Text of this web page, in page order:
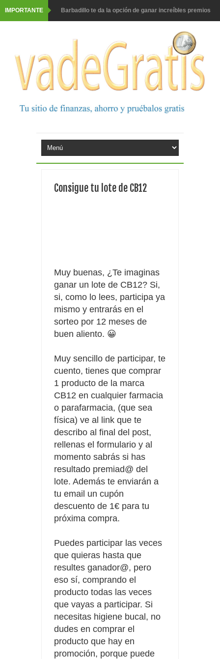
IMPORTANTE Barbadillo te da la opción de ganar increíbles premios
Prueba gratis Maison Perrier France
Gana premios Pokémon con Kellogg's
Corona te regala un velero inolvidable en velero y más
premios
productos
casco
Consigue tu lote de CB12
Muy buenas, ¿Te imaginas
ganar un lote de CB12? Si,
si, como lo lees, participa ya
mismo y entrarás en el
sorteo por 12 meses de
buen aliento. 😀
Muy sencillo de participar, te
cuento, tienes que comprar
1 producto de la marca
CB12 en cualquier farmacia
o parafarmacia, (que sea
física) ve al link que te
describo al final del post,
rellenas el formulario y al
momento sabrás si has
resultado premiad@ del
lote. Además te enviarán a
tu email un cupón
descuento de 1€ para tu
próxima compra.
Puedes participar las veces
que quieras hasta que
resultes ganador@, pero
eso sí, comprando el
producto todas las veces
que vayas a participar. Si
necesitas higiene bucal, no
dudes en comprar el
producto que hay en
promoción, porque puede